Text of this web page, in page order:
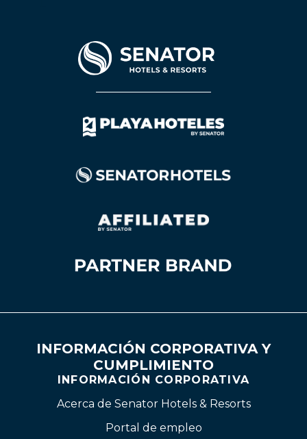
INFORMACIÓN CORPORATIVA Y
CUMPLIMIENTO
INFORMACIÓN CORPORATIVA
Acerca de Senator Hotels & Resorts
Portal de empleo